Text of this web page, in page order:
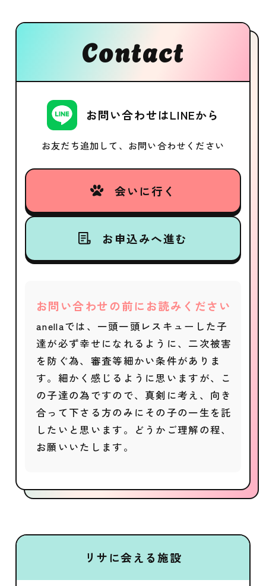
Contact
お問い合わせはLINEから
お友だち追加して、お問い合わせください
会いに行く
お申込みへ進む
お問い合わせの前にお読みください
anellaでは、一頭一頭レスキューした子
達が必ず幸せになれるように、二次被害
を防ぐ為、審査等細かい条件がありま
す。細かく感じるように思いますが、こ
の子達の為ですので、真剣に考え、向き
合って下さる方のみにその子の一生を託
したいと思います。どうかご理解の程、
お願いいたします。
リサに会える施設